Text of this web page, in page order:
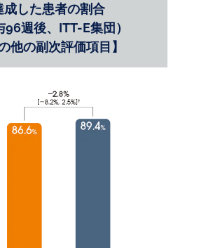
成した患者の割合
96週後、ITT-E集団）
他の副次評価項目】